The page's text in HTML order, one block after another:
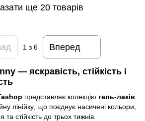
ще 20 товарів
1з 6 Вперед
— яскравість, стійкість і
представляє колекцію гель-лаків
лінійку, що поєднує насичені кольори,
стійкість до трьох тижнів.